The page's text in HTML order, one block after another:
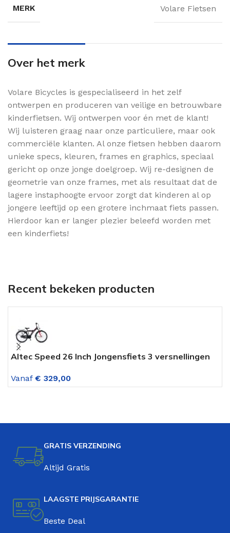
MERK Volare Fietsen
Over het merk
Volare Bicycles is gespecialiseerd in het zelf
ontwerpen en produceren van veilige en betrouwbare
kinderfietsen. Wij ontwerpen voor én met de klant!
Wij luisteren graag naar onze particuliere, maar ook
commerciële klanten. Al onze fietsen hebben daarom
unieke specs, kleuren, frames en graphics, speciaal
gericht op onze jonge doelgroep. Wij re-designen de
geometrie van onze frames, met als resultaat dat de
lagere instaphoogte ervoor zorgt dat kinderen al op
jongere leeftijd op een grotere inchmaat fiets passen.
Hierdoor kan er langer plezier beleefd worden met
een kinderfiets!
Recent bekeken producten
Altec Speed 26 Inch Jongensfiets 3 versnellingen
Vanaf € 329,00
GRATIS VERZENDING
Altijd Gratis
LAAGSTE PRIJSGARANTIE
Beste Deal